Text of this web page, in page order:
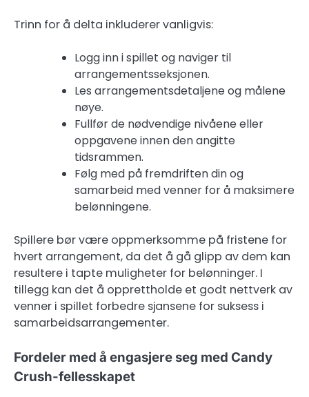
Trinn for å delta inkluderer vanligvis:
Logg inn i spillet og naviger til
arrangementsseksjonen.
Les arrangementsdetaljene og målene
nøye.
Fullfør de nødvendige nivåene eller
oppgavene innen den angitte
tidsrammen.
Følg med på fremdriften din og
samarbeid med venner for å maksimere
belønningene.
Spillere bør være oppmerksomme på fristene for
hvert arrangement, da det å gå glipp av dem kan
resultere i tapte muligheter for belønninger. I
tillegg kan det å opprettholde et godt nettverk av
venner i spillet forbedre sjansene for suksess i
samarbeidsarrangementer.
Fordeler med å engasjere seg med Candy
Crush-fellesskapet